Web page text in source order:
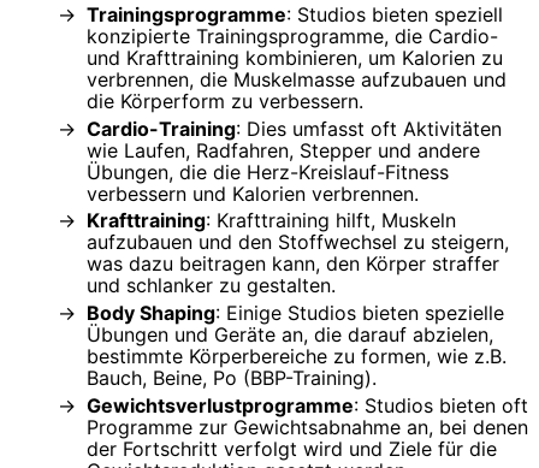
Trainingsprogramme: Studios bieten speziell
konzipierte Trainingsprogramme, die Cardio-
und Krafttraining kombinieren, um Kalorien zu
verbrennen, die Muskelmasse aufzubauen und
die Körperform zu verbessern.
Cardio-Training: Dies umfasst oft Aktivitäten
wie Laufen, Radfahren, Stepper und andere
Übungen, die die Herz-Kreislauf-Fitness
verbessern und Kalorien verbrennen.
Krafttraining: Krafttraining hilft, Muskeln
aufzubauen und den Stoffwechsel zu steigern,
was dazu beitragen kann, den Körper straffer
und schlanker zu gestalten.
Body Shaping: Einige Studios bieten spezielle
Übungen und Geräte an, die darauf abzielen,
bestimmte Körperbereiche zu formen, wie z.B.
Bauch, Beine, Po (BBP-Training).
Gewichtsverlustprogramme: Studios bieten oft
Programme zur Gewichtsabnahme an, bei denen
der Fortschritt verfolgt wird und Ziele für die